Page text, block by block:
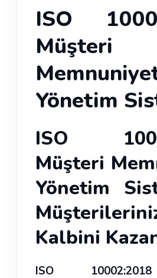
ISO
Müşteri
Yönetim
ISO
Müşteri
Yönetim
Kalbini
ISO